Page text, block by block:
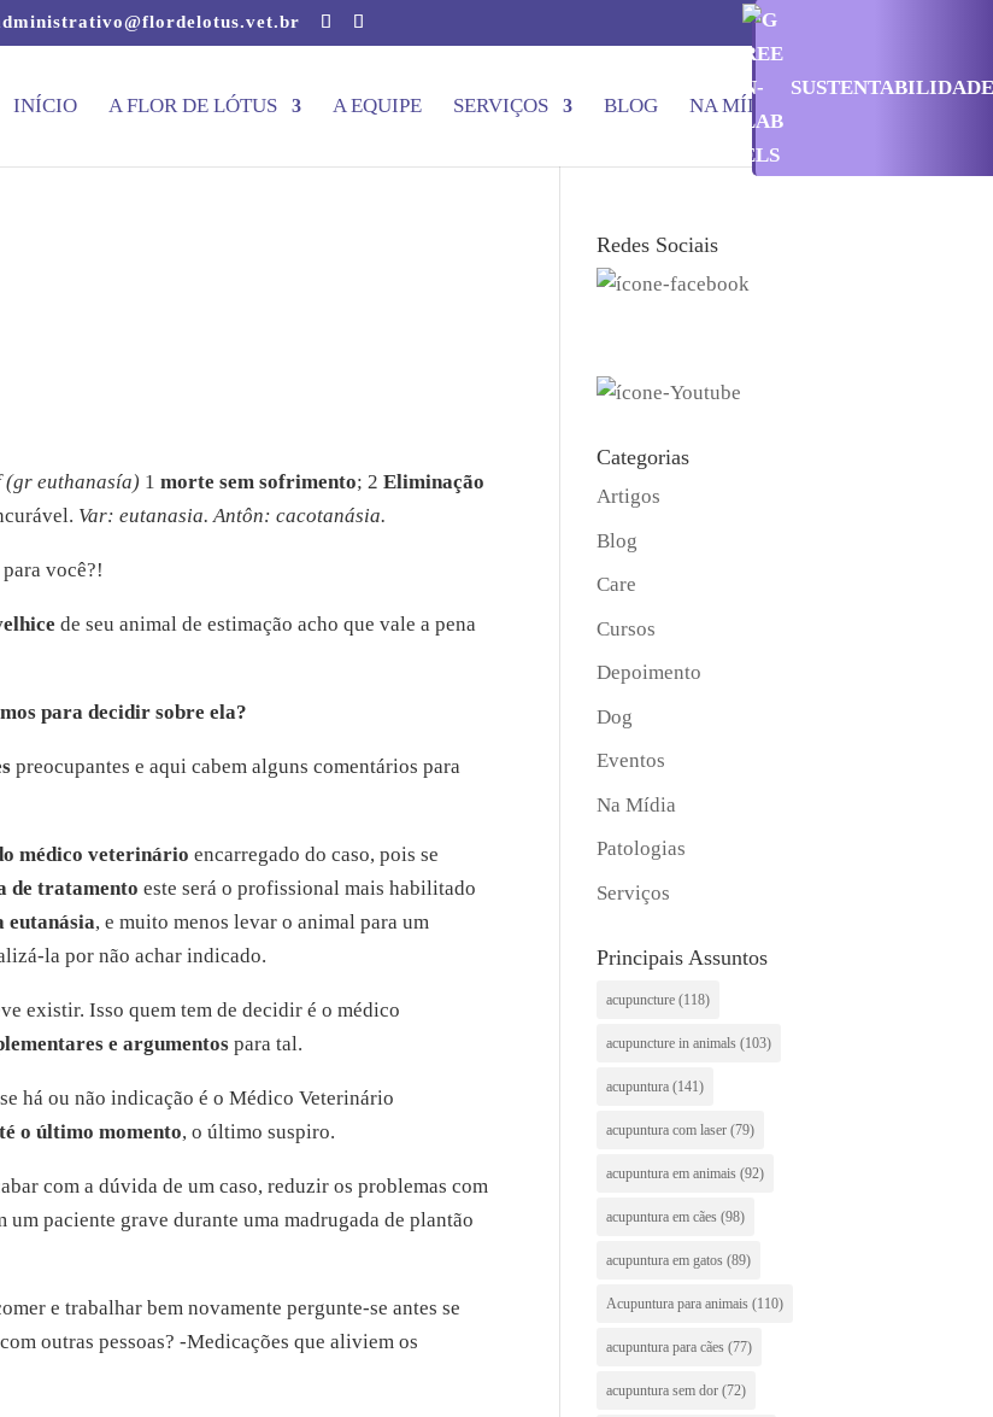
INÍCIO A FLOR DE LÓTUS A EQUIPE SERVIÇOS BLOG NA MÍDIA
(gr euthanasía) 1morte sem sofrimento; 2Eliminação
Var: eutanasia. Antôn: cacotanásia.
você?!
de seu animal de estimação acho que vale a pena
para decidir sobre ela?
preocupantes e aqui cabem alguns comentários para
médico veterinário encarregado do caso, pois se
de tratamento este será o profissional mais habilitado
eutanásia, e muito menos levar o animal para um
la por não achar indicado.
existir. Isso quem tem de decidir é o médico
e argumentos para tal.
há ou não indicação é o Médico Veterinário
o último momento, o último suspiro.
com a dúvida de um caso, reduzir os problemas com
paciente grave durante uma madrugada de plantão
e trabalhar bem novamente pergunte-se antes se
outras pessoas? -Medicações que aliviem os
Redes Sociais
Categorias
Artigos
Blog
Care
Cursos
Depoimento
Dog
Eventos
Na Mídia
Patologias
Serviços
Principais Assuntos
acupuncture (118)
acupuncture in animals (103)
acupuntura (141)
acupuntura com laser (79)
acupuntura em animais (92)
acupuntura em cães (98)
acupuntura em gatos (89)
Acupuntura para animais (110)
acupuntura para cães (77)
acupuntura sem dor (72)
SUSTENTABILIDADE